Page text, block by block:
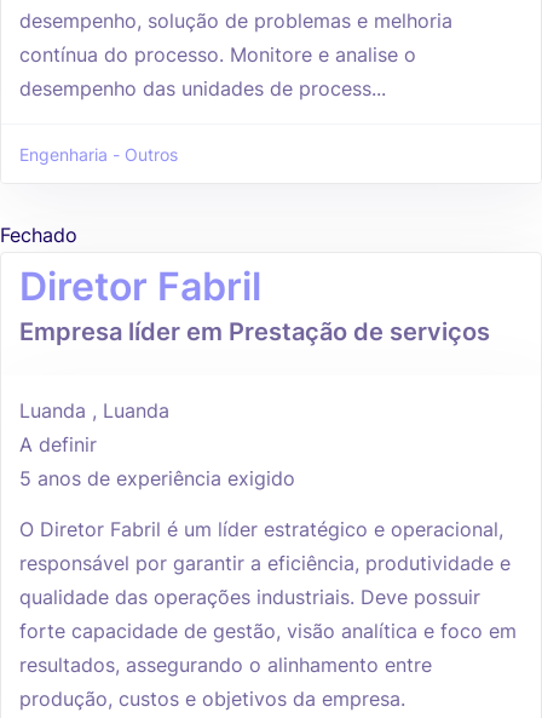
desempenho, solução de problemas e melhoria
contínua do processo. Monitore e analise o
desempenho das unidades de process...
Engenharia - Outros
Fechado
Diretor Fabril
Empresa líder em Prestação de serviços
Luanda , Luanda
A definir
5 anos de experiência exigido
O Diretor Fabril é um líder estratégico e operacional,
responsável por garantir a eficiência, produtividade e
qualidade das operações industriais. Deve possuir
forte capacidade de gestão, visão analítica e foco em
resultados, assegurando o alinhamento entre
produção, custos e objetivos da empresa.